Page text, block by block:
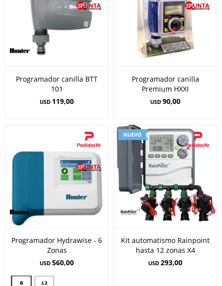
Programador canilla BTT
101
USD 119,00
Programador canilla
Premium HXXI
USD 90,00
Programador Hydrawise - 6
Zonas
USD 560,00
Kit automatismo Rainpoint
hasta 12 zonas X4
USD 293,00